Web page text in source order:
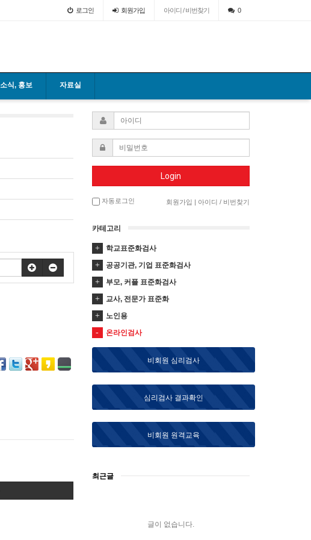
로그인 회원가입 아이디 / 비번찾기 0
소식, 홍보 자료실
Login
자동로그인 회원가입 아이디 / 비번찾기
카테고리
학교표준화검사
공공기관, 기업 표준화검사
부모, 커플 표준화검사
교사, 전문가 표준화
노인용
온라인검사
비회원 심리검사
심리검사 결과확인
비회원 원격교육
최근글
글이 없습니다.